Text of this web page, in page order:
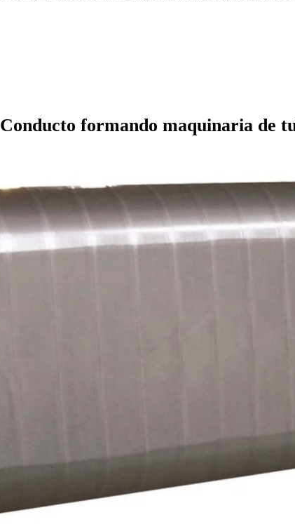
Conducto formando maquinaria de